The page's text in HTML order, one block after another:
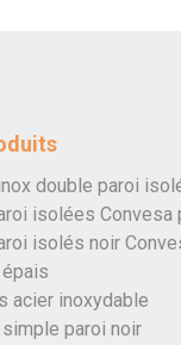
double paroi
isolées Convesa
isolés noir
acier inoxydable
paroi noir